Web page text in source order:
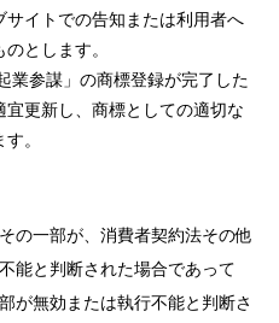
イトでの告知または利用者へ
とします。
業参謀」の商標登録が完了した
更新し、商標としての適切な
。
の一部が、消費者契約法その他
能と判断された場合であって
が無効または執行不能と判断さ